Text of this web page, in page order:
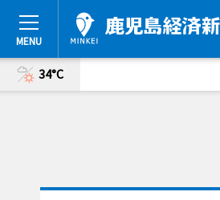
34°C